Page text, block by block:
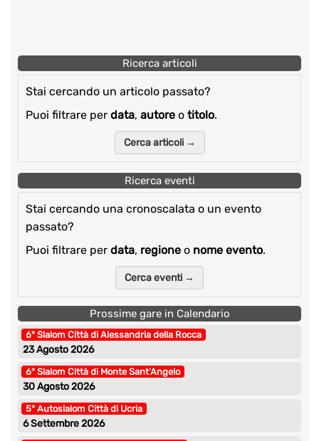
Ricerca articoli
Stai cercando un articolo passato?
Puoi filtrare per data, autore o titolo.
Cerca articoli →
Ricerca eventi
Stai cercando una cronoscalata o un evento
passato?
Puoi filtrare per data, regione o nome evento.
Cerca eventi →
Prossime gare in Calendario
6° Slalom Città di Alessandria della Rocca
23 Agosto 2026
6° Slalom Città di Monte Sant’Angelo
30 Agosto 2026
5° Autoslalom Città di Ucria
6 Settembre 2026